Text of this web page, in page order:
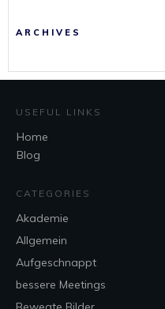
ARCHIVES
USEFUL LINKS
Home
Blog
CATEGORIES
Akademie
Allgemein
Aufgeschnappt
bessere Meetings